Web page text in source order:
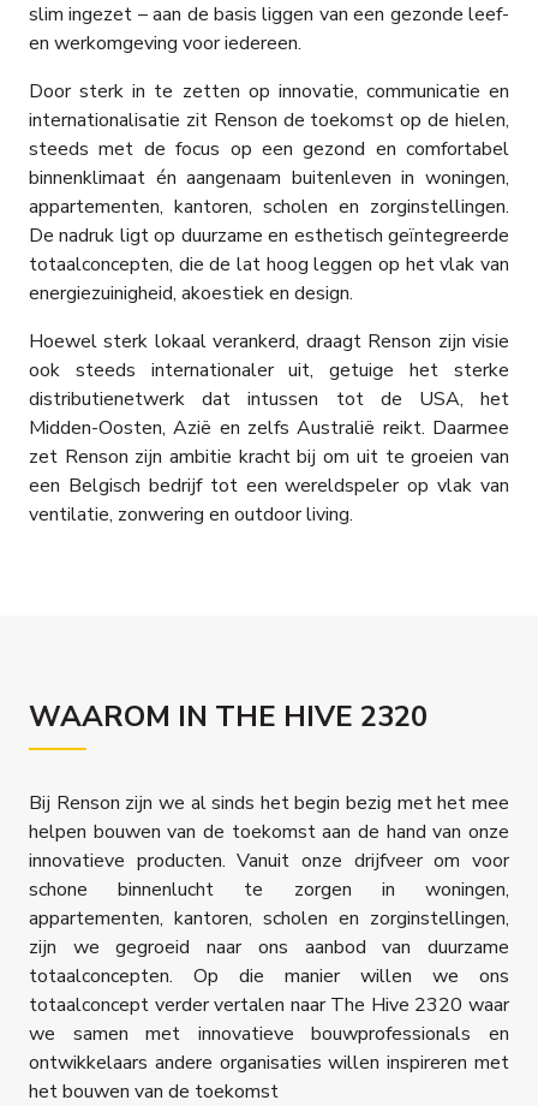
slim ingezet – aan de basis liggen van een gezonde leef-
en werkomgeving voor iedereen.
Door sterk in te zetten op innovatie, communicatie en
internationalisatie zit Renson de toekomst op de hielen,
steeds met de focus op een gezond en comfortabel
binnenklimaat én aangenaam buitenleven in woningen,
appartementen, kantoren, scholen en zorginstellingen.
De nadruk ligt op duurzame en esthetisch geïntegreerde
totaalconcepten, die de lat hoog leggen op het vlak van
energiezuinigheid, akoestiek en design.
Hoewel sterk lokaal verankerd, draagt Renson zijn visie
ook steeds internationaler uit, getuige het sterke
distributienetwerk dat intussen tot de USA, het
Midden-Oosten, Azië en zelfs Australië reikt. Daarmee
zet Renson zijn ambitie kracht bij om uit te groeien van
een Belgisch bedrijf tot een wereldspeler op vlak van
ventilatie, zonwering en outdoor living.
WAAROM IN THE HIVE 2320
Bij Renson zijn we al sinds het begin bezig met het mee
helpen bouwen van de toekomst aan de hand van onze
innovatieve producten. Vanuit onze drijfveer om voor
schone binnenlucht te zorgen in woningen,
appartementen, kantoren, scholen en zorginstellingen,
zijn we gegroeid naar ons aanbod van duurzame
totaalconcepten. Op die manier willen we ons
totaalconcept verder vertalen naar The Hive 2320 waar
we samen met innovatieve bouwprofessionals en
ontwikkelaars andere organisaties willen inspireren met
het bouwen van de toekomst